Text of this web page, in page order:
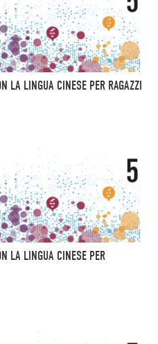
LA LINGUA CINESE PER RAGAZZI
LA LINGUA CINESE PER